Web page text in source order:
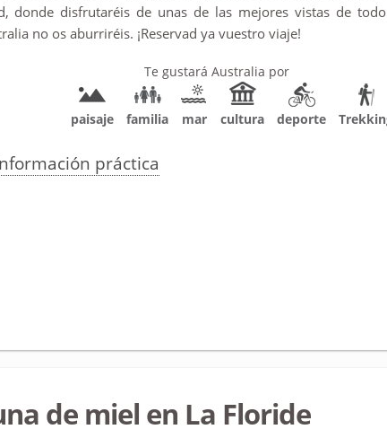
donde disfrutaréis de unas de las mejores vistas de
no os aburriréis. ¡Reservad ya vuestro viaje!
Te gustará Australia por
paisaje familia mar cultura deporte
práctica
de miel en La Floride